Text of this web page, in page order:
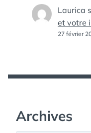
Laurica
et votre
27 février
Archives